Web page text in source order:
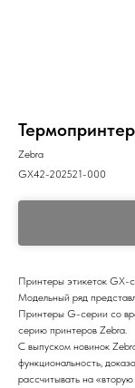
Zebra
GX42-202521-000
Принтеры этикеток GX-
Модельный ряд
Принтеры G-серии со
серию принтеров Zebra.
С выпуском новинок
функциональность,
рассчитывать на